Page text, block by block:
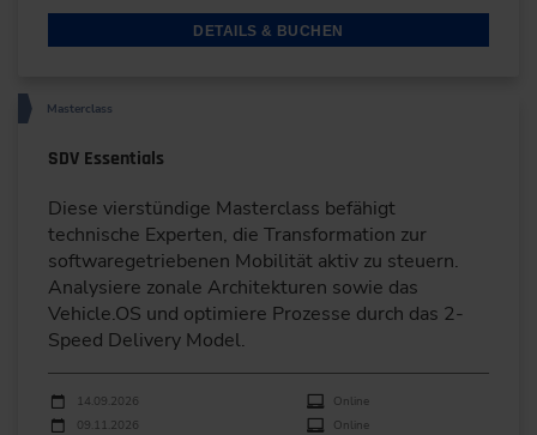
DETAILS & BUCHEN
Masterclass
SDV Essentials
Diese vierstündige Masterclass befähigt
technische Experten, die Transformation zur
softwaregetriebenen Mobilität aktiv zu steuern.
Analysiere zonale Architekturen sowie das
Vehicle.OS und optimiere Prozesse durch das 2-
Speed Delivery Model.
Durchführungen
Veranstaltungsdatum
14.09.2026
Online
09.11.2026
Online